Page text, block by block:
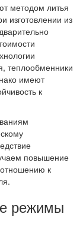
методом литья
изготовлении из
теплообменники
имеют
к
повышение
к
режимы